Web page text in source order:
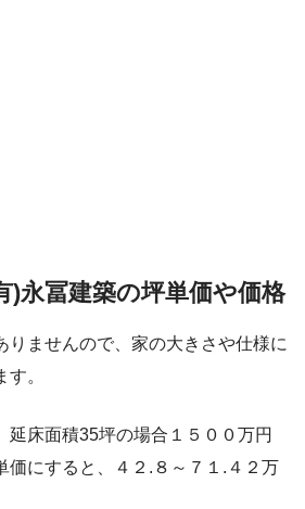
永冨建築の坪単価や価格
りませんので、家の大きさや仕様に
。
延床面積35坪の場合１５００万円
価にすると、４２.８～７１.４２万